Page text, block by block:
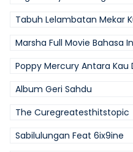
Tabuh Lelambatan Mekar
Marsha Full Movie Bahasa
Poppy Mercury Antara Kau
Album Geri Sahdu
The Curegreatesthitstopic
Sabilulungan Feat 6ix9ine